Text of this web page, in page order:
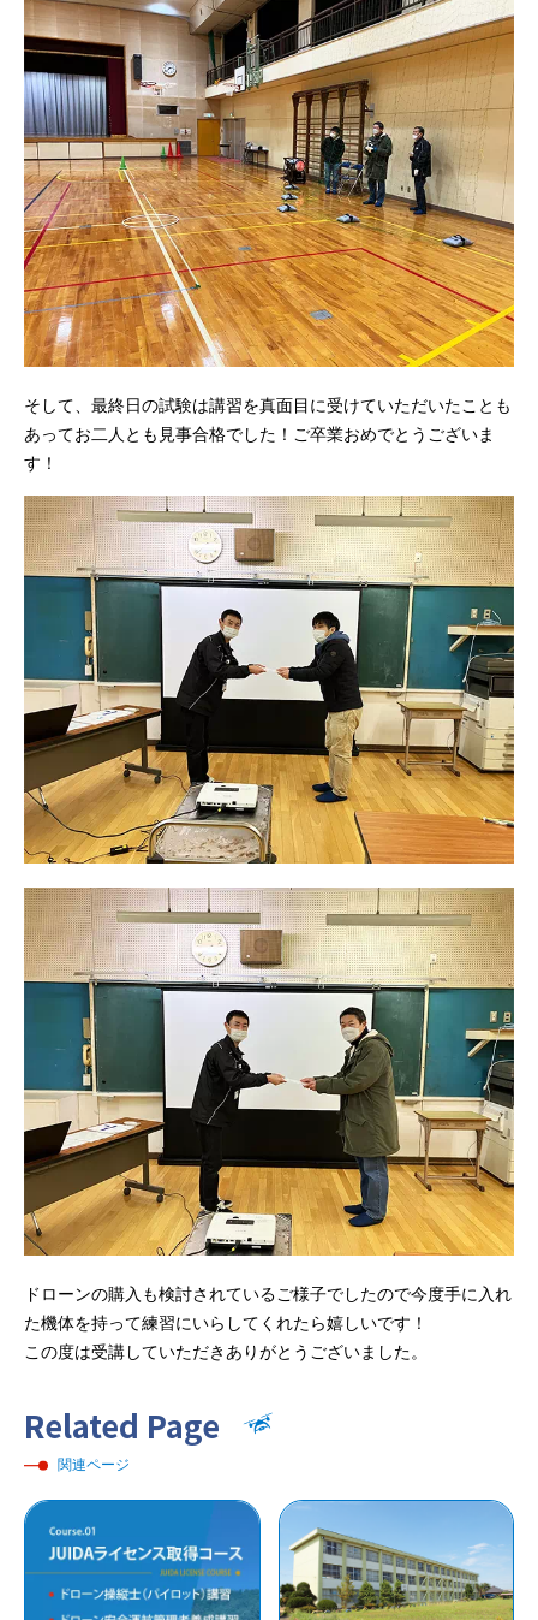
そして、最終日の試験は講習を真面目に受けていただいたことも
あってお二人とも見事合格でした！ご卒業おめでとうございま
す！
ドローンの購入も検討されているご様子でしたので今度手に入れ
た機体を持って練習にいらしてくれたら嬉しいです！
この度は受講していただきありがとうございました。
Related Page
関連ページ